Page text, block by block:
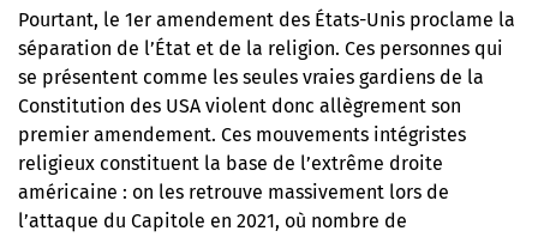
Pourtant, le 1er amendement des États-Unis proclame la
séparation de l’État et de la religion. Ces personnes qui
se présentent comme les seules vraies gardiens de la
Constitution des USA violent donc allègrement son
premier amendement. Ces mouvements intégristes
religieux constituent la base de l’extrême droite
américaine : on les retrouve massivement lors de
l’attaque du Capitole en 2021, où nombre de